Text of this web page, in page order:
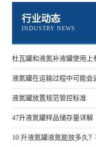
行业动态
INDUSTRY NEWS
杜瓦罐和液氮补液罐使用上
液氮罐在运输过程中可能会
液氮罐放置规范管控标准
47升液氮罐样品储存量详解
10 升液氮罐液氮能放多久